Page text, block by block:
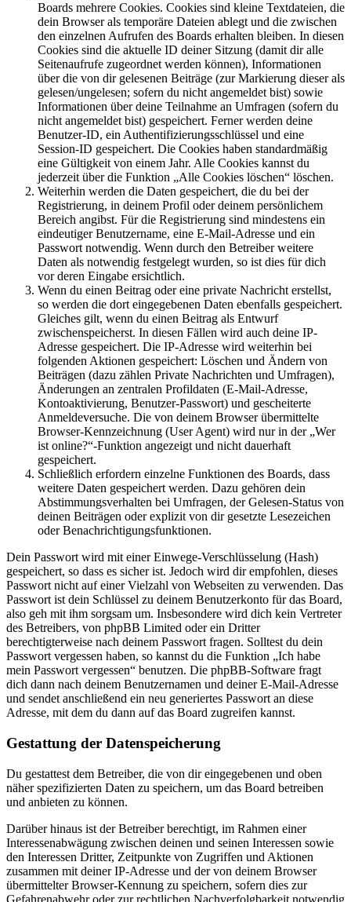
Boards mehrere Cookies. Cookies sind kleine Textdateien, die
dein Browser als temporäre Dateien ablegt und die zwischen
den einzelnen Aufrufen des Boards erhalten bleiben. In diesen
Cookies sind die aktuelle ID deiner Sitzung (damit dir alle
Seitenaufrufe zugeordnet werden können), Informationen
über die von dir gelesenen Beiträge (zur Markierung dieser als
gelesen/ungelesen; sofern du nicht angemeldet bist) sowie
Informationen über deine Teilnahme an Umfragen (sofern du
nicht angemeldet bist) gespeichert. Ferner werden deine
Benutzer-ID, ein Authentifizierungsschlüssel und eine
Session-ID gespeichert. Die Cookies haben standardmäßig
eine Gültigkeit von einem Jahr. Alle Cookies kannst du
jederzeit über die Funktion „Alle Cookies löschen“ löschen.
Weiterhin werden die Daten gespeichert, die du bei der
Registrierung, in deinem Profil oder deinem persönlichem
Bereich angibst. Für die Registrierung sind mindestens ein
eindeutiger Benutzername, eine E-Mail-Adresse und ein
Passwort notwendig. Wenn durch den Betreiber weitere
Daten als notwendig festgelegt wurden, so ist dies für dich
vor deren Eingabe ersichtlich.
Wenn du einen Beitrag oder eine private Nachricht erstellst,
so werden die dort eingegebenen Daten ebenfalls gespeichert.
Gleiches gilt, wenn du einen Beitrag als Entwurf
zwischenspeicherst. In diesen Fällen wird auch deine IP-
Adresse gespeichert. Die IP-Adresse wird weiterhin bei
folgenden Aktionen gespeichert: Löschen und Ändern von
Beiträgen (dazu zählen Private Nachrichten und Umfragen),
Änderungen an zentralen Profildaten (E-Mail-Adresse,
Kontoaktivierung, Benutzer-Passwort) und gescheiterte
Anmeldeversuche. Die von deinem Browser übermittelte
Browser-Kennzeichnung (User Agent) wird nur in der „Wer
ist online?“-Funktion angezeigt und nicht dauerhaft
gespeichert.
Schließlich erfordern einzelne Funktionen des Boards, dass
weitere Daten gespeichert werden. Dazu gehören dein
Abstimmungsverhalten bei Umfragen, der Gelesen-Status von
deinen Beiträgen oder explizit von dir gesetzte Lesezeichen
oder Benachrichtigungsfunktionen.
Dein Passwort wird mit einer Einwege-Verschlüsselung (Hash)
gespeichert, so dass es sicher ist. Jedoch wird dir empfohlen, dieses
Passwort nicht auf einer Vielzahl von Webseiten zu verwenden. Das
Passwort ist dein Schlüssel zu deinem Benutzerkonto für das Board,
also geh mit ihm sorgsam um. Insbesondere wird dich kein Vertreter
des Betreibers, von phpBB Limited oder ein Dritter
berechtigterweise nach deinem Passwort fragen. Solltest du dein
Passwort vergessen haben, so kannst du die Funktion „Ich habe
mein Passwort vergessen“ benutzen. Die phpBB-Software fragt
dich dann nach deinem Benutzernamen und deiner E-Mail-Adresse
und sendet anschließend ein neu generiertes Passwort an diese
Adresse, mit dem du dann auf das Board zugreifen kannst.
Gestattung der Datenspeicherung
Du gestattest dem Betreiber, die von dir eingegebenen und oben
näher spezifizierten Daten zu speichern, um das Board betreiben
und anbieten zu können.
Darüber hinaus ist der Betreiber berechtigt, im Rahmen einer
Interessenabwägung zwischen deinen und seinen Interessen sowie
den Interessen Dritter, Zeitpunkte von Zugriffen und Aktionen
zusammen mit deiner IP-Adresse und der von deinem Browser
übermittelter Browser-Kennung zu speichern, sofern dies zur
Gefahrenabwehr oder zur rechtlichen Nachverfolgbarkeit notwendig